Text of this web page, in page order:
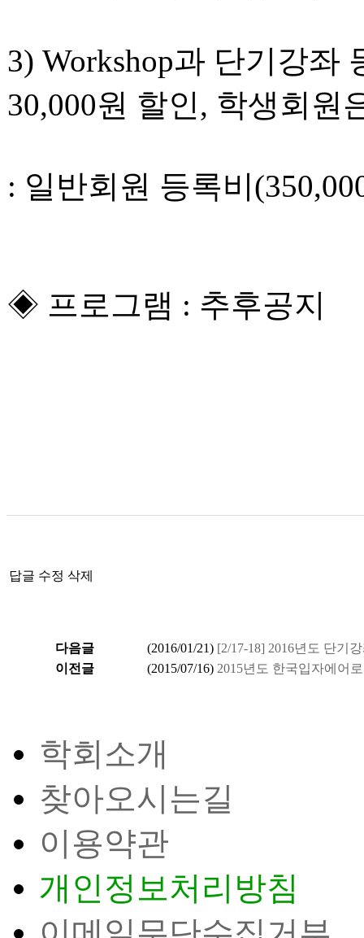
3) Workshop과 단기강좌
30,000원 할인, 학생회원
: 일반회원 등록비
◈ 프로그램 : 추후공지
답글 수정 삭제
다음글 (2016/01/21) [2/17-18] 2016년도 단기
이전글
(2015/07/16) 2015년도 한국입자에어
학회소개
찾아오시는길
이용약관
개인정보처리방침